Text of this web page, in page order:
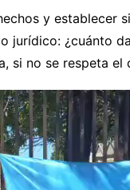
y establecer
jurídico: ¿cuánto
si no se respeta el